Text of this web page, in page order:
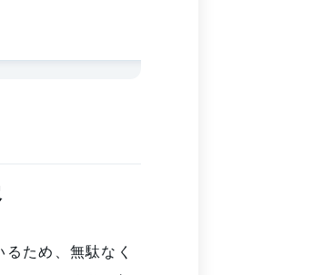
ため、無駄なく